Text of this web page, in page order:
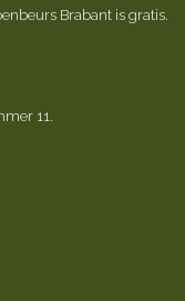
Brabant is gratis.
11.